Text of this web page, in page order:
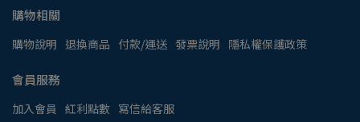
購物相關
購物說明 退換商品 付款/運送 發票說明 隱私權保護政策
會員服務
加入會員 紅利點數 寫信給客服